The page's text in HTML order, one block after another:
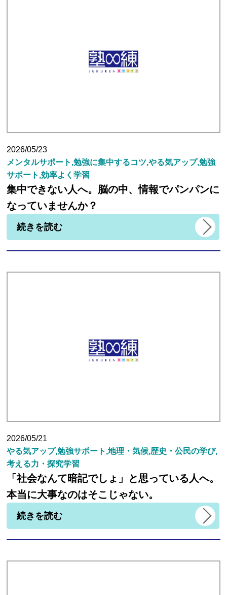
2026/05/23
メンタルサポート,勉強に集中するコツ,やる気アップ,勉強
サポート,効率よく学習
集中できない人へ。脳の中、情報でパンパンに
なっていませんか？
続きを読む
2026/05/21
やる気アップ,勉強サポート,地理・気候,歴史・公民の学び,
考える力・探究学習
「社会なんて暗記でしょ」と思っている人へ。
本当に大事なのはそこじゃない。
続きを読む